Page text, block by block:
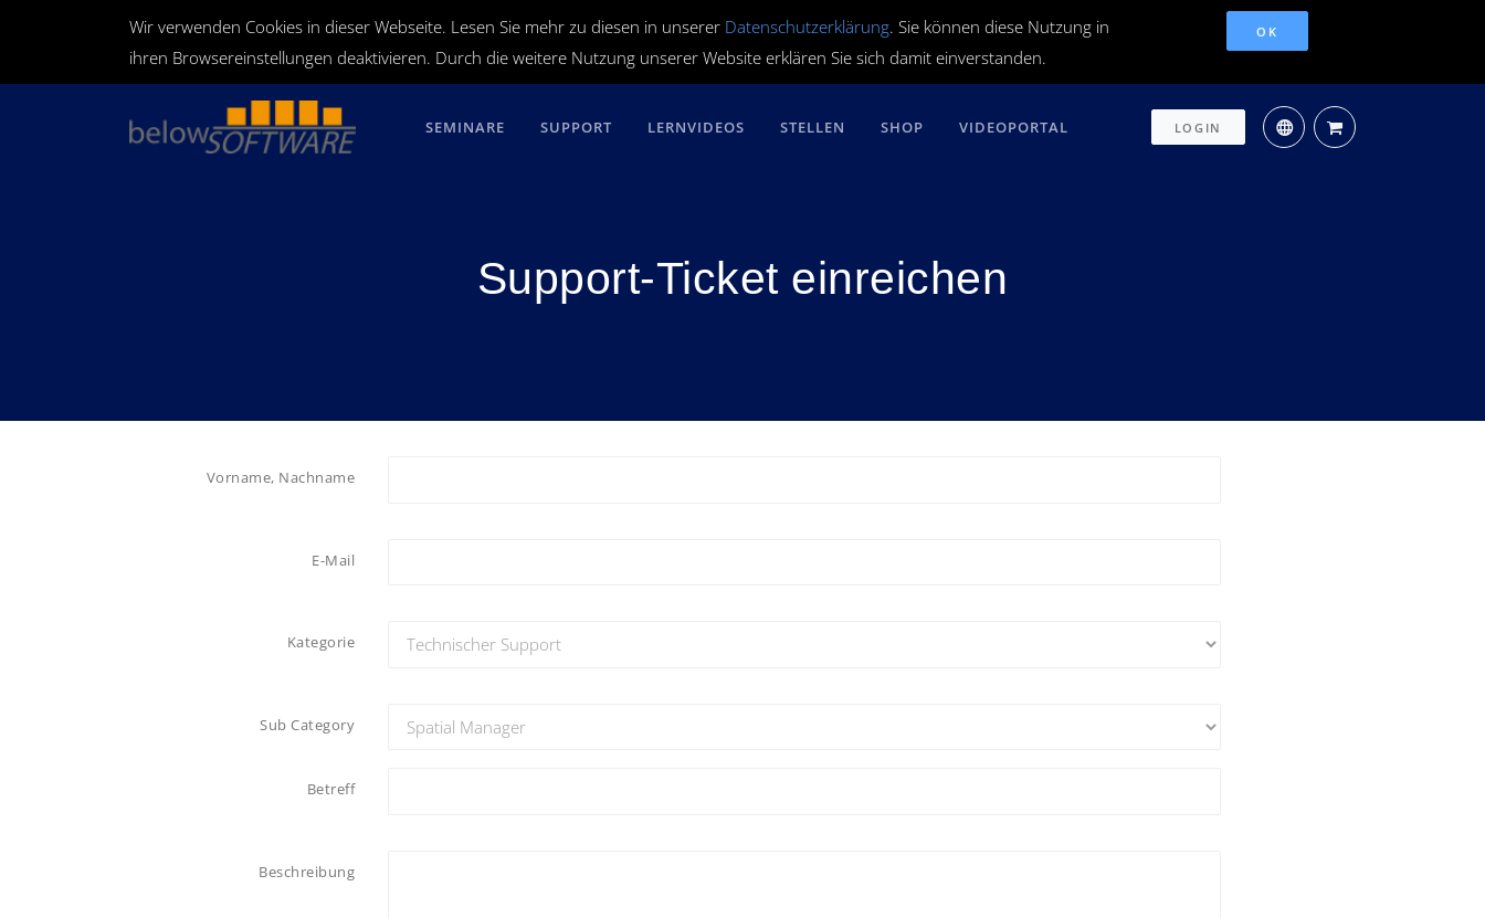
Wir verwenden Cookies in dieser Webseite. Lesen Sie mehr zu diesen in unserer Datenschutzerklärung. Sie können diese Nutzung in
ihren Browsereinstellungen deaktivieren. Durch die weitere Nutzung unserer Website erklären Sie sich damit einverstanden.
OK
SEMINARE SUPPORT LERNVIDEOS STELLEN SHOP VIDEOPORTAL LOGIN
Support-Ticket einreichen
Vorname, Nachname
E-Mail
Kategorie
Sub Category
Betreff
Beschreibung